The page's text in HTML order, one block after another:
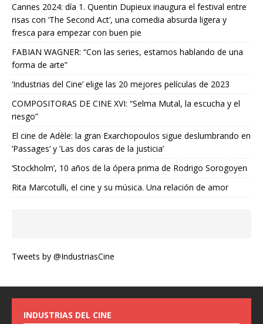
Cannes 2024: día 1. Quentin Dupieux inaugura el festival entre
risas con ‘The Second Act’, una comedia absurda ligera y
fresca para empezar con buen pie
FABIAN WAGNER: “Con las series, estamos hablando de una
forma de arte”
‘Industrias del Cine’ elige las 20 mejores películas de 2023
COMPOSITORAS DE CINE XVI: “Selma Mutal, la escucha y el
riesgo”
El cine de Adèle: la gran Exarchopoulos sigue deslumbrando en
’Passages’ y ’Las dos caras de la justicia’
‘Stockholm’, 10 años de la ópera prima de Rodrigo Sorogoyen
Rita Marcotulli, el cine y su música. Una relación de amor
Tweets by @IndustriasCine
INDUSTRIAS DEL CINE